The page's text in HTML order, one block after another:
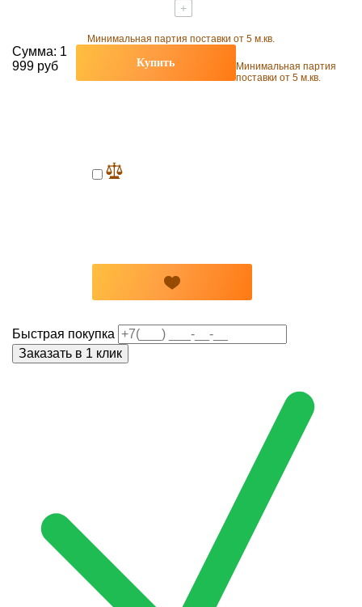
+
Минимальная партия поставки от 5 м.кв.
Сумма: 1
999 руб
Купить
Минимальная партия
поставки от 5 м.кв.
Быстрая покупка